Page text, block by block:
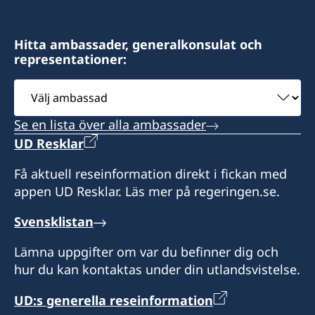
Hitta ambassader, generalkonsulat och
representationer:
Välj
ambassad
Se en lista över alla ambassader
UD Resklar
Få aktuell reseinformation direkt i fickan med
appen UD Resklar. Läs mer på regeringen.se.
Svensklistan
Lämna uppgifter om var du befinner dig och
hur du kan kontaktas under din utlandsvistelse.
UD:s generella reseinformation